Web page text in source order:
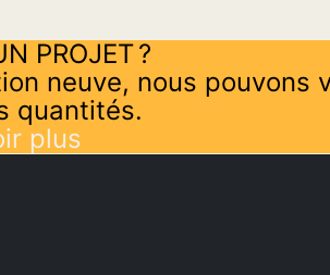
PROJET ?
neuve, nous pouvons
quantités.
plus